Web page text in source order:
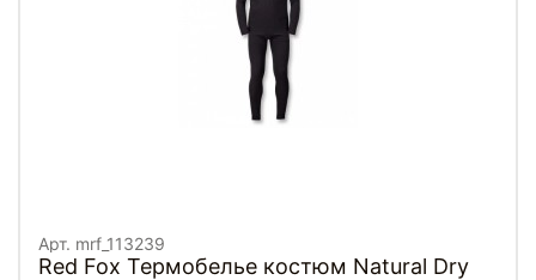
Арт. mrf_113239
Red Fox Термобелье костюм Natural Dry